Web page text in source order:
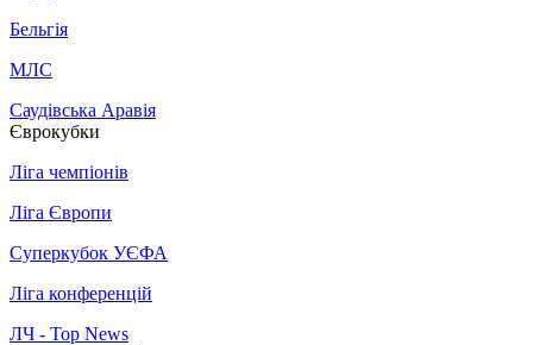
Бельгія
МЛС
Саудівська Аравія
Єврокубки
Ліга чемпіонів
Ліга Європи
Суперкубок УЄФА
Ліга конференцій
ЛЧ - Top News